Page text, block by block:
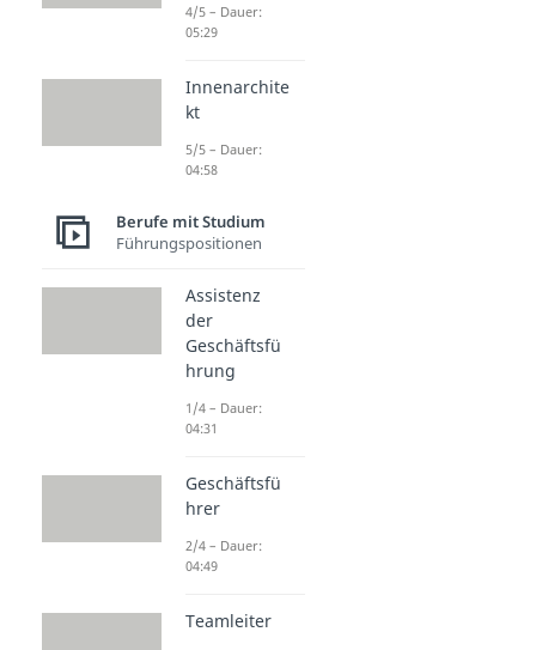
4/5 – Dauer:
05:29
Innenarchite
kt
5/5 – Dauer:
04:58
Berufe mit Studium
Führungspositionen
Assistenz
der
Geschäftsfü
hrung
1/4 – Dauer:
04:31
Geschäftsfü
hrer
2/4 – Dauer:
04:49
Teamleiter